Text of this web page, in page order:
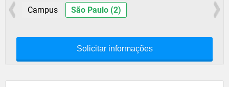
Campus São Paulo (2)
Solicitar informações